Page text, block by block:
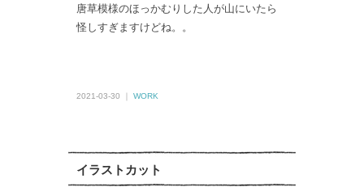
唐草模様のほっかむりした人が山にいたら
怪しすぎますけどね。。
2021-03-30 ｜ WORK
イラストカット